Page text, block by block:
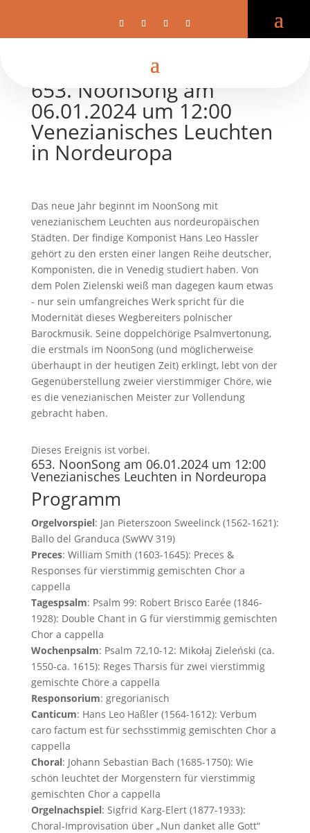
653. NoonSong am
06.01.2024 um 12:00
Venezianisches Leuchten
in Nordeuropa
Das neue Jahr beginnt im NoonSong mit
venezianischem Leuchten aus nordeuropäischen
Städten. Der findige Komponist Hans Leo Hassler
gehört zu den ersten einer langen Reihe deutscher,
Komponisten, die in Venedig studiert haben. Von
dem Polen Zielenski weiß man dagegen kaum etwas
- nur sein umfangreiches Werk spricht für die
Modernität dieses Wegbereiters polnischer
Barockmusik. Seine doppelchörige Psalmvertonung,
die erstmals im NoonSong (und möglicherweise
überhaupt in der heutigen Zeit) erklingt, lebt von der
Gegenüberstellung zweier vierstimmiger Chöre, wie
es die venezianischen Meister zur Vollendung
gebracht haben.
Dieses Ereignis ist vorbei.
653. NoonSong am 06.01.2024 um 12:00
Venezianisches Leuchten in Nordeuropa
Programm
Orgelvorspiel: Jan Pieterszoon Sweelinck (1562-1621):
Ballo del Granduca (SwWV 319)
Preces: William Smith (1603-1645): Preces &
Responses für vierstimmig gemischten Chor a
cappella
Tagespsalm: Psalm 99: Robert Brisco Earée (1846-
1928): Double Chant in G für vierstimmig gemischten
Chor a cappella
Wochenpsalm: Psalm 72,10-12: Mikołaj Zieleński (ca.
1550-ca. 1615): Reges Tharsis für zwei vierstimmig
gemischte Chöre a cappella
Responsorium: gregorianisch
Canticum: Hans Leo Haßler (1564-1612): Verbum
caro factum est für sechsstimmig gemischten Chor a
cappella
Choral: Johann Sebastian Bach (1685-1750): Wie
schön leuchtet der Morgenstern für vierstimmig
gemischten Chor a cappella
Orgelnachspiel: Sigfrid Karg-Elert (1877-1933):
Choral-Improvisation über „Nun danket alle Gott“